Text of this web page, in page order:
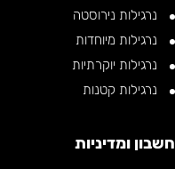
נרגילות נירוסטה
נרגילות מיוחדות
נרגילות יוקרתיות
נרגילות קטנות
חשבון ומדיניות